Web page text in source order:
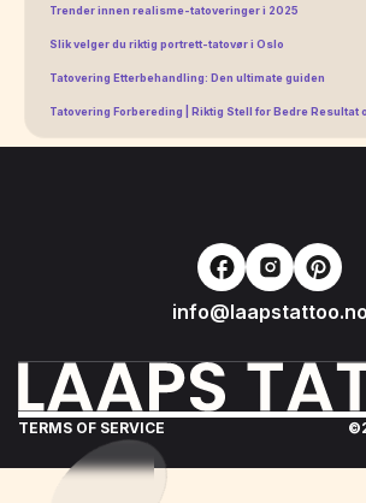
Trender innen realisme-tatoveringer i 2025
Slik velger du riktig portrett-tatovør i Oslo
Tatovering Etterbehandling: Den ultimate guiden
Tatovering Forbereding | Riktig Stell for Bedre Resultat
info@laapstattoo.no
TERMS OF SERVICE ©